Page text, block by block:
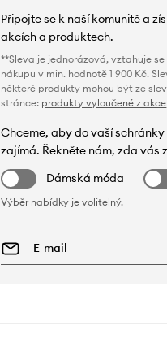
Připojte se k naší komunitě a
akcích a produktech.
**Sleva je jednorázová, vztahuje
nákupu v min. hodnotě 1 900 Kč.
některé produkty mohou být ze
stránce: produkty vyloučené z akce
Chceme, aby do vaší
zajímá. Řekněte nám, zda vás
Dámská móda
Výběr nabídky je volitelný.